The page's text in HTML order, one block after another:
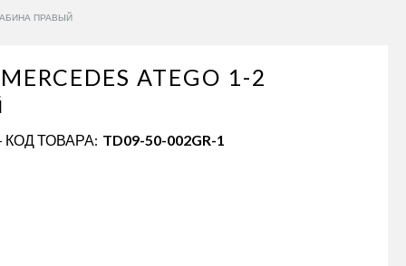
ПРАВЫЙ
ATEGO 1-2
КОД ТОВАРА: TD09-50-002GR-1